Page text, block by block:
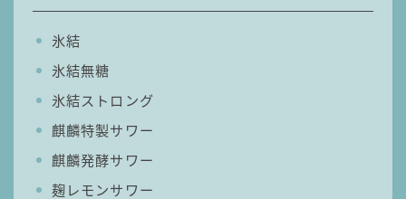
氷結
氷結無糖
氷結ストロング
麒麟特製サワー
麒麟発酵サワー
麹レモンサワー